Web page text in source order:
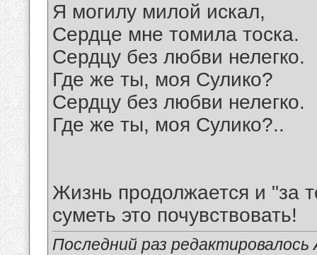
Я могилу милой искал,
Сердце мне томила тоска.
Сердцу без любви нелегко.
Где же ты, моя Сулико?
Сердцу без любви нелегко.
Где же ты, моя Сулико?..
Жизнь продолжается и "за
суметь это почувствовать!
Последний раз